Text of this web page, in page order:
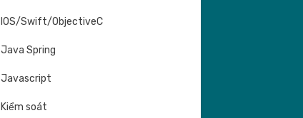
IOS/Swift/ObjectiveC
Java Spring
Javascript
Kiểm soát